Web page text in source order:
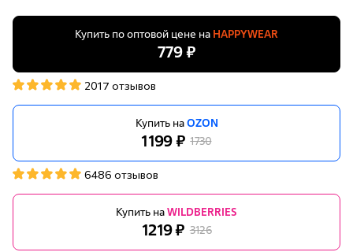
Купить по оптовой цене на HAPPYWEAR
779 ₽
2017 отзывов
Купить наOZON
1199 ₽ 1730
6486 отзывов
Купить наWILDBERRIES
1219 ₽ 3126